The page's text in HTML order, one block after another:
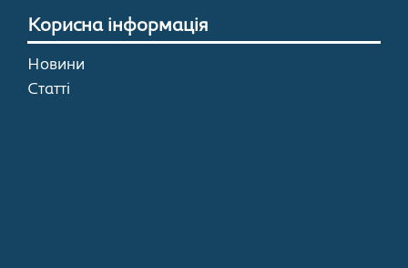
Корисна інформація
Новини
Статті